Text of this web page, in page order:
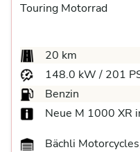
Touring Motorrad
20 km
148.0 kW / 201
Benzin
Neue M 1000 XR
Bächli